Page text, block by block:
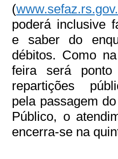
(
poderá inclusive
e saber do
débitos. Como
feira será ponto
repartições
pela passagem
Público, o
encerra-se na